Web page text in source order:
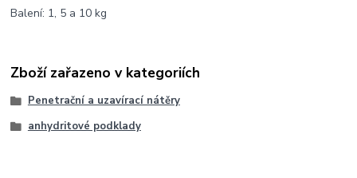
Balení: 1, 5 a 10 kg
Zboží zařazeno v kategoriích
Penetrační a uzavírací nátěry
anhydritové podklady